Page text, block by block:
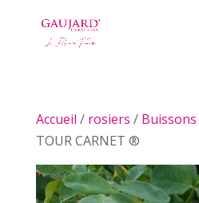
Accueil / rosiers / Buissons
TOUR CARNET ®